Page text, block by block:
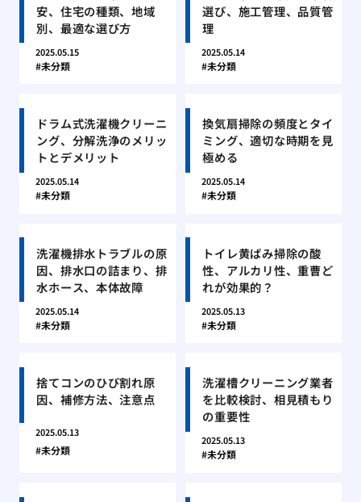
安、住宅の種類、地域
別、最適な選び方
2025.05.15
未分類
選び、施工管理、品質管
理
2025.05.14
未分類
ドラム式洗濯機クリーニ
ング、分解洗浄のメリッ
トとデメリット
2025.05.14
未分類
換気扇掃除の頻度とタイ
ミング、適切な時期を見
極める
2025.05.14
未分類
洗濯機排水トラブルの原
因、排水口の詰まり、排
水ホース、本体故障
2025.05.14
未分類
トイレ黄ばみ掃除の酸
性、アルカリ性、重曹ど
れが効果的？
2025.05.13
未分類
捨てコンのひび割れ原
因、補修方法、注意点
2025.05.13
未分類
洗濯槽クリーニング業者
を比較検討、相見積もり
の重要性
2025.05.13
未分類